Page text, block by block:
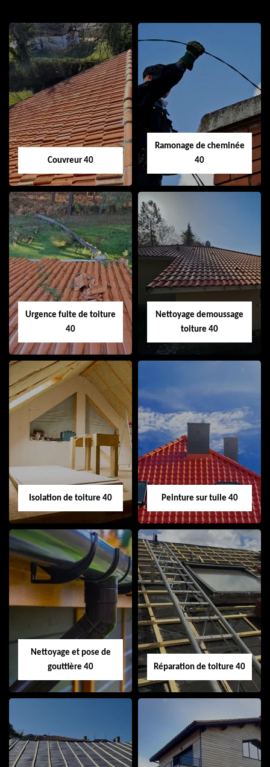
Couvreur 40
Couvreur 40
Ramonage de cheminée
40
Ramonage de
cheminée 40
Urgence fuite de toiture
40
Urgence fuite de
toiture 40
Nettoyage demoussage
toiture 40
Nettoyage
demoussage
toiture 40
Isolation de toiture 40
Isolation de toiture
40
Peinture sur tuile 40
Peinture sur tuile
40
Nettoyage et pose de
gouttière 40
Nettoyage et pose
Réparation de toiture 40
Réparation de